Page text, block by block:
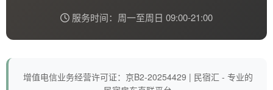
服务时间：周一至周日 09:00-21:00
增值电信业务经营许可证：京B2-20254429 | 民宿汇 - 专业的